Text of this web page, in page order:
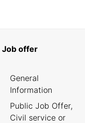
Job offer
General
Information
Public Job Offer,
Civil service or